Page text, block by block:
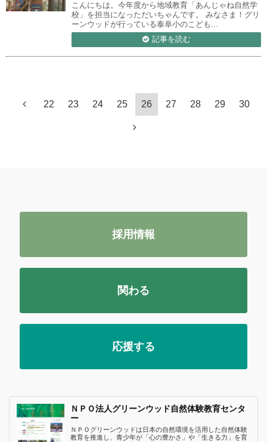
こんにちは。今年度から地域教育「あんじゃね自然学
校」を担当になっただいちゃんです。 みなさま！グリ
ーンウッドが行っている泰阜小のこども...
記事を読む
22 23 24 25 26 27 28 29 30
採用情報
関わる
応援する
ＮＰＯ法人グリーンウッド自然体験教育センタ
ー
ＮＰＯグリーンウッドは日本の自然環境を活用した自然体験
教育を推進し、青少年が「心の豊かさ」や「生きる力」を育